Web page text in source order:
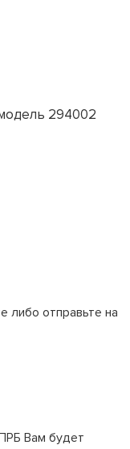
294002
либо отправьте на
Вам будет